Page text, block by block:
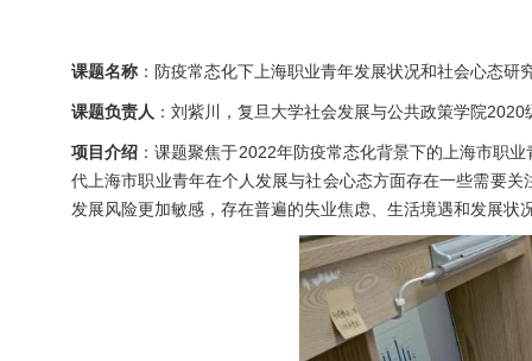
课题名称 ：防疫常态化下上海职业青年发展状况和社会心态研
课题负责人 ：刘紫川，复旦大学社会发展与公共政策学院
项目介绍 ：课题聚焦于2022年防疫常态化背景下的上海市职
代上海市职业青年在个人发展与社会心态方面存在一些需要
发展风险更加敏感，存在普遍的失业焦虑、生活境遇和发展状